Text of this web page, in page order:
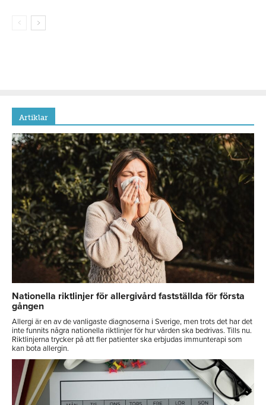
Artiklar
Nationella riktlinjer för allergivård fastställda för första
gången
Allergi är en av de vanligaste diagnoserna i Sverige, men trots det har det
inte funnits några nationella riktlinjer för hur vården ska bedrivas. Tills nu.
Riktlinjerna trycker på att fler patienter ska erbjudas immunterapi som
kan bota allergin.